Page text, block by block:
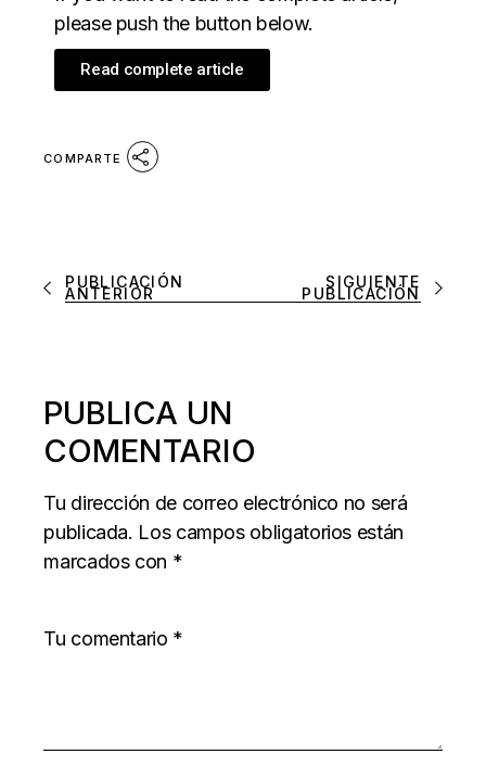
please push the button below.
Read complete article
COMPARTE
PUBLICACIÓN
ANTERIOR
SIGUIENTE
PUBLICACIÓN
PUBLICA UN
COMENTARIO
Tu dirección de correo electrónico no será
publicada. Los campos obligatorios están
marcados con *